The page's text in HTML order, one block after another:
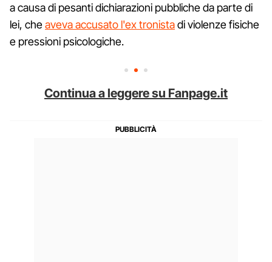
a causa di pesanti dichiarazioni pubbliche da parte di
lei, cheaveva accusato l'ex tronistadi violenze fisiche
e pressioni psicologiche.
Continua a leggere su Fanpage.it